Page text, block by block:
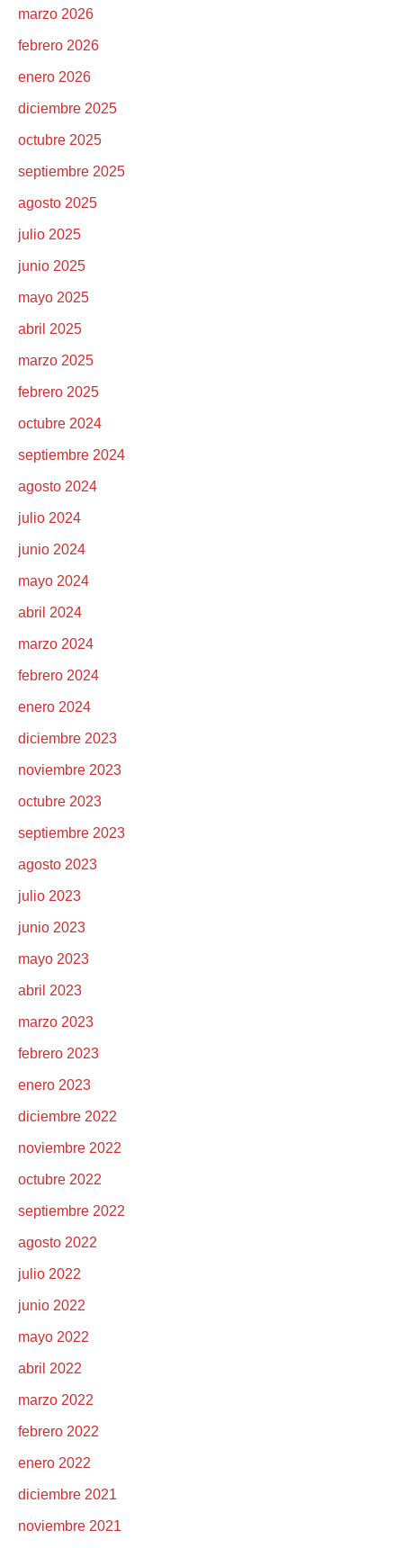
marzo 2026
febrero 2026
enero 2026
diciembre 2025
octubre 2025
septiembre 2025
agosto 2025
julio 2025
junio 2025
mayo 2025
abril 2025
marzo 2025
febrero 2025
octubre 2024
septiembre 2024
agosto 2024
julio 2024
junio 2024
mayo 2024
abril 2024
marzo 2024
febrero 2024
enero 2024
diciembre 2023
noviembre 2023
octubre 2023
septiembre 2023
agosto 2023
julio 2023
junio 2023
mayo 2023
abril 2023
marzo 2023
febrero 2023
enero 2023
diciembre 2022
noviembre 2022
octubre 2022
septiembre 2022
agosto 2022
julio 2022
junio 2022
mayo 2022
abril 2022
marzo 2022
febrero 2022
enero 2022
diciembre 2021
noviembre 2021